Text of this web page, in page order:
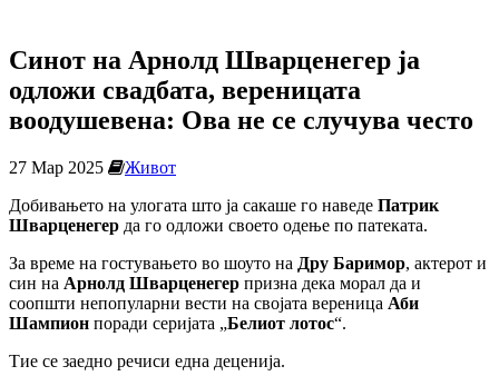
Синот на Арнолд Шварценегер ја
одложи свадбата, вереницата
воодушевена: Ова не се случува често
27 Мар 2025
Живот
Добивањето на улогата што ја сакаше го наведе Патрик
Шварценегер да го одложи своето одење по патеката.
За време на гостувањето во шоуто на Дру Баримор, актерот и
син на Арнолд Шварценегер призна дека морал да и
соопшти непопуларни вести на својата вереница Аби
Шампион поради серијата „Белиот лотос“.
Тие се заедно речиси една деценија.